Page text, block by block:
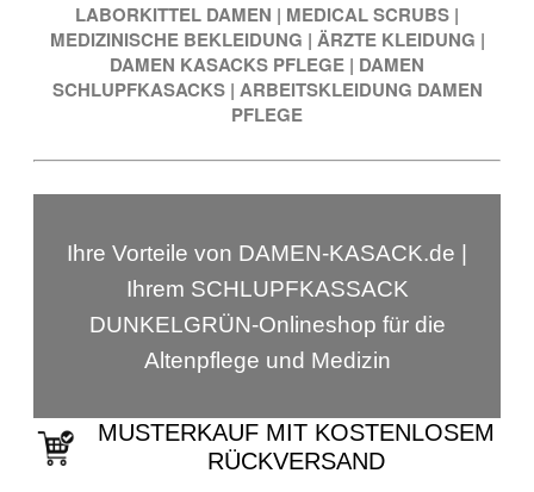
LABORKITTEL DAMEN | MEDICAL SCRUBS |
MEDIZINISCHE BEKLEIDUNG | ÄRZTE KLEIDUNG |
DAMEN KASACKS PFLEGE | DAMEN
SCHLUPFKASACKS | ARBEITSKLEIDUNG DAMEN
PFLEGE
Ihre Vorteile von DAMEN-KASACK.de |
Ihrem SCHLUPFKASSACK
DUNKELGRÜN-Onlineshop für die
Altenpflege und Medizin
MUSTERKAUF MIT KOSTENLOSEM
RÜCKVERSAND